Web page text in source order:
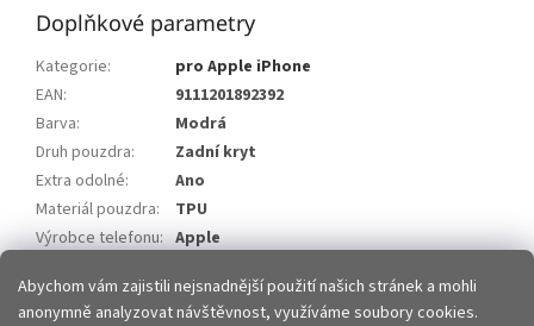
Abychom vám zajistili nejsnadnější použití našich stránek a mohli
anonymně analyzovat návštěvnost, využíváme soubory cookies.
Doplňkové parametry
Kategorie:
pro Apple iPhone
EAN:
9111201892392
Barva:
Modrá
Druh pouzdra:
Zadní kryt
Extra odolné:
Ano
Materiál pouzdra:
TPU
Výrobce telefonu: Apple